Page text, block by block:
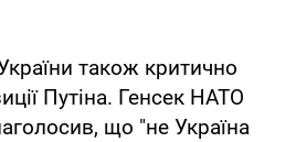
також критично
Путіна. Генсек НАТО
що "не Україна